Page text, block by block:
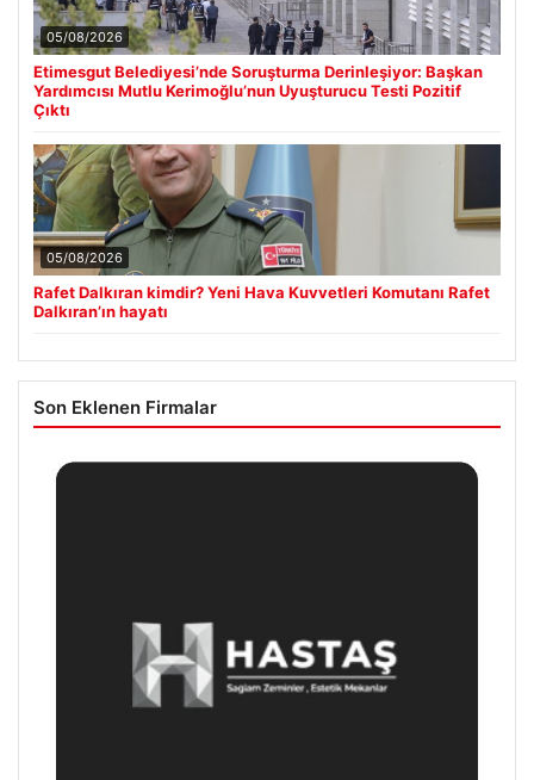
05/08/2026
Etimesgut Belediyesi’nde Soruşturma Derinleşiyor: Başkan
Yardımcısı Mutlu Kerimoğlu’nun Uyuşturucu Testi Pozitif
Çıktı
05/08/2026
Rafet Dalkıran kimdir? Yeni Hava Kuvvetleri Komutanı Rafet
Dalkıran’ın hayatı
Son Eklenen Firmalar